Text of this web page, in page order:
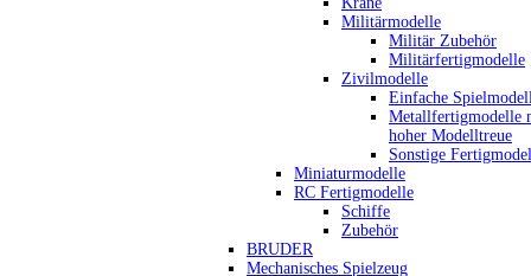
Militärmodelle
Militär Zubehör
Militärfertigmodelle
Zivilmodelle
Einfache
Metallfertigmodelle
hoher Modelltreue
Sonstige
Miniaturmodelle
RC Fertigmodelle
Schiffe
Zubehör
BRUDER
Mechanisches Spielzeug